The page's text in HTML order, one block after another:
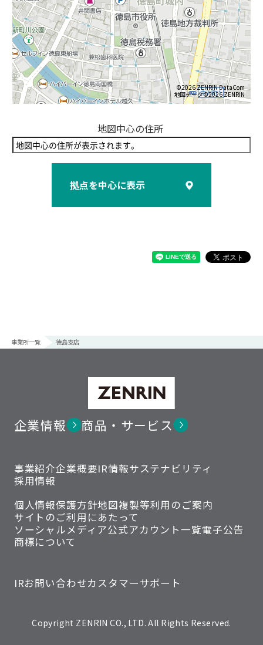
©2026 ZENRIN DataCom
地図データ©2026 ZENRIN
地図中心の住所
拠点を中心に表示
事業所一覧 徳島支店
企業情報 商品・サービス
事業紹介企業概要IR情報サステナビリティ
採用情報
個人情報保護方針地図複製等利用のご案内
サイトのご利用にあたって
ソーシャルメディア公式アカウント一覧電子公告
商標について
IRお問い合わせカスタマーサポート
Copyright ZENRIN CO., LTD. All Rights Reserved.